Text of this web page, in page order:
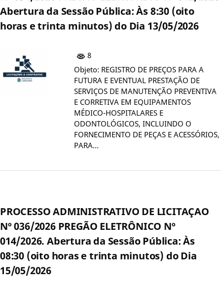
Abertura da Sessão Pública: Às 8:30 (oito
horas e trinta minutos) do Dia 13/05/2026
8
Objeto: REGISTRO DE PREÇOS PARA A
FUTURA E EVENTUAL PRESTAÇÃO DE
SERVIÇOS DE MANUTENÇÃO PREVENTIVA
E CORRETIVA EM EQUIPAMENTOS
MÉDICO-HOSPITALARES E
ODONTOLÓGICOS, INCLUINDO O
FORNECIMENTO DE PEÇAS E ACESSÓRIOS,
PARA…
PROCESSO ADMINISTRATIVO DE LICITAÇAO
Nº 036/2026 PREGÃO ELETRÔNICO Nº
014/2026. Abertura da Sessão Pública: Às
08:30 (oito horas e trinta minutos) do Dia
15/05/2026